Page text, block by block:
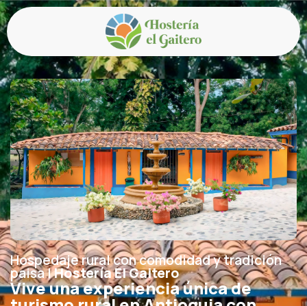
Hospedaje rural con comodidad y tradición
paisa |Hostería El Gaitero
Vive una experiencia única de